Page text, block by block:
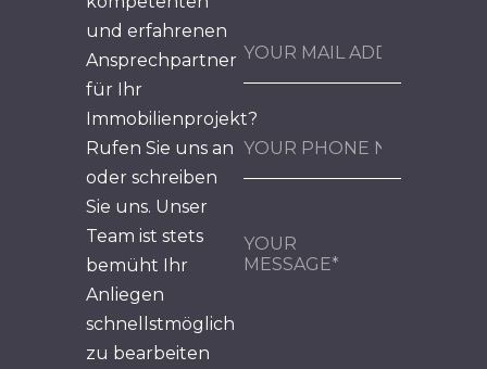
und erfahrenen
Ansprechpartner
für Ihr
Immobilienprojekt?
Rufen Sie uns an
oder schreiben
Sie uns. Unser
Team ist stets
bemüht Ihr
Anliegen
schnellstmöglich
zu bearbeiten